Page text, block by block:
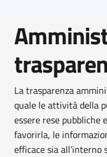
La trasparenza
quale le attività della
essere rese pubbliche
favorirla, le
efficace sia all’interno